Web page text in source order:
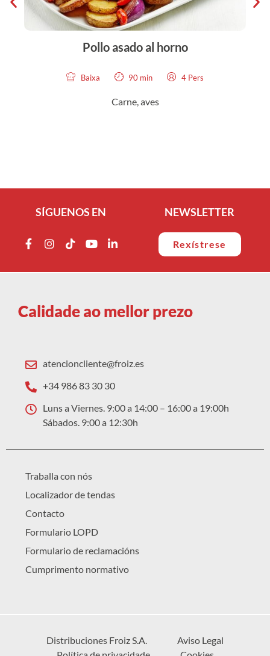
Pollo asado al horno
Baixa 90 min 4 Pers
Carne, aves
SÍGUENOS EN NEWSLETTER
Rexístrese
Calidade ao mellor prezo
atencioncliente@froiz.es
+34 986 83 30 30
Luns a Viernes. 9:00 a 14:00 – 16:00 a 19:00h
Sábados. 9:00 a 12:30h
Traballa con nós
Localizador de tendas
Contacto
Formulario LOPD
Formulario de reclamacións
Cumprimento normativo
Distribuciones Froiz S.A.
Aviso Legal